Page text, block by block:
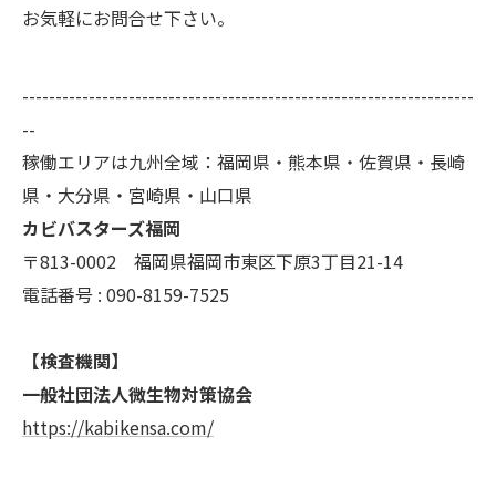
お気軽にお問合せ下さい。
--------------------------------------------------------------------
--
稼働エリアは九州全域：福岡県・熊本県・佐賀県・長崎
県・大分県・宮崎県・山口県
カビバスターズ福岡
〒813-0002 福岡県福岡市東区下原3丁目21-14
電話番号 : 090-8159-7525
【検査機関】
一般社団法人微生物対策協会
https://kabikensa.com/